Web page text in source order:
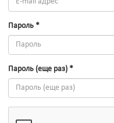
Пароль *
Пароль (еще раз) *